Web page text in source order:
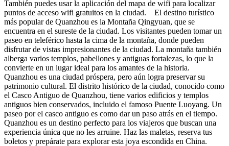
También puedes usar la aplicación del mapa de wifi para localizar
puntos de acceso wifi gratuitos en la ciudad. El destino turístico
más popular de Quanzhou es la Montaña Qingyuan, que se
encuentra en el sureste de la ciudad. Los visitantes pueden tomar un
paseo en teleférico hasta la cima de la montaña, donde pueden
disfrutar de vistas impresionantes de la ciudad. La montaña también
alberga varios templos, pabellones y antiguas fortalezas, lo que la
convierte en un lugar ideal para los amantes de la historia.
Quanzhou es una ciudad próspera, pero aún logra preservar su
patrimonio cultural. El distrito histórico de la ciudad, conocido como
el Casco Antiguo de Quanzhou, tiene varios edificios y templos
antiguos bien conservados, incluido el famoso Puente Luoyang. Un
paseo por el casco antiguo es como dar un paso atrás en el tiempo.
Quanzhou es un destino perfecto para los viajeros que buscan una
experiencia única que no les arruine. Haz las maletas, reserva tus
boletos y prepárate para explorar esta joya escondida en China.